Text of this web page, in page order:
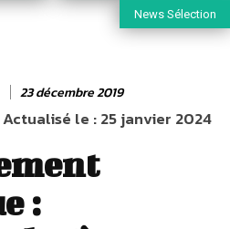
News Sélection
23 décembre 2019
Actualisé le :25 janvier 2024
: